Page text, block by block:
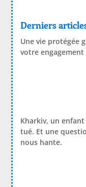
Derniers
Une vie protégée
votre engagement
Kharkiv, un enfant
tué. Et une
nous hante.